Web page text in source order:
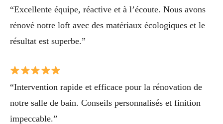
“Excellente équipe, réactive et à l’écoute. Nous avons
rénové notre loft avec des matériaux écologiques et le
résultat est superbe.”
“Intervention rapide et efficace pour la rénovation de
notre salle de bain. Conseils personnalisés et finition
impeccable.”